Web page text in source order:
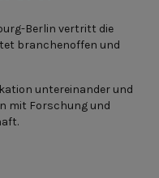
Berlin vertritt die
branchenoffen und
untereinander und
mit Forschung und